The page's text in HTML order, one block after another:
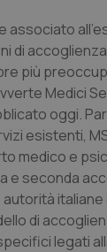
Giulia
&
associato
di accoglienza
più
Medici
oggi.
esistenti,
medico e
e seconda
autorità
di
legati